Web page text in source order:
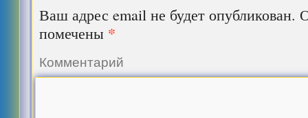
Ваш адрес email не будет опубликован.
помечены *
Комментарий